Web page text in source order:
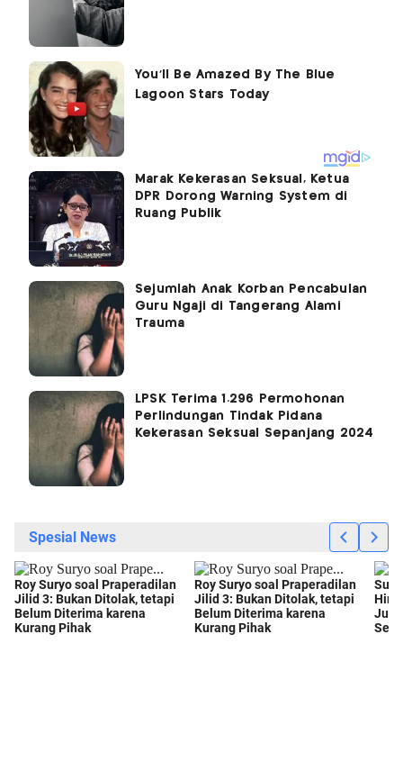
Marak Kekerasan Seksual, Ketua
DPR Dorong Warning System di
Ruang Publik
Sejumlah Anak Korban Pencabulan
Guru Ngaji di Tangerang Alami
Trauma
LPSK Terima 1.296 Permohonan
Perlindungan Tindak Pidana
Kekerasan Seksual Sepanjang 2024